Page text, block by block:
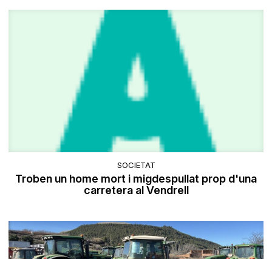
SOCIETAT
Troben un home mort i migdespullat prop d'una
carretera al Vendrell